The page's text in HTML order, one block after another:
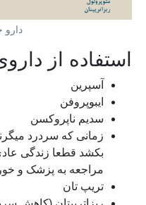
دارو
استفاده از
آسپرین
ایبوپروفن
سدیم ناپروکسن
بکشد قطعا زندگی
مراجعه به پزشک و
تریپ تان